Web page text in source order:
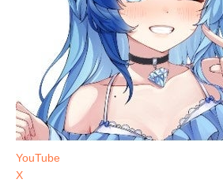
YouTube
X